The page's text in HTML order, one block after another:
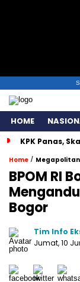
HOME
KPK Panas,
Home / Megapolitan
BPOM RI
Bogor
Tim Info
Jumat, 10